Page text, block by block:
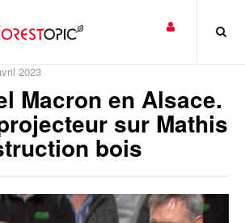
2023
Macron en Alsace.
sur Mathis
bois